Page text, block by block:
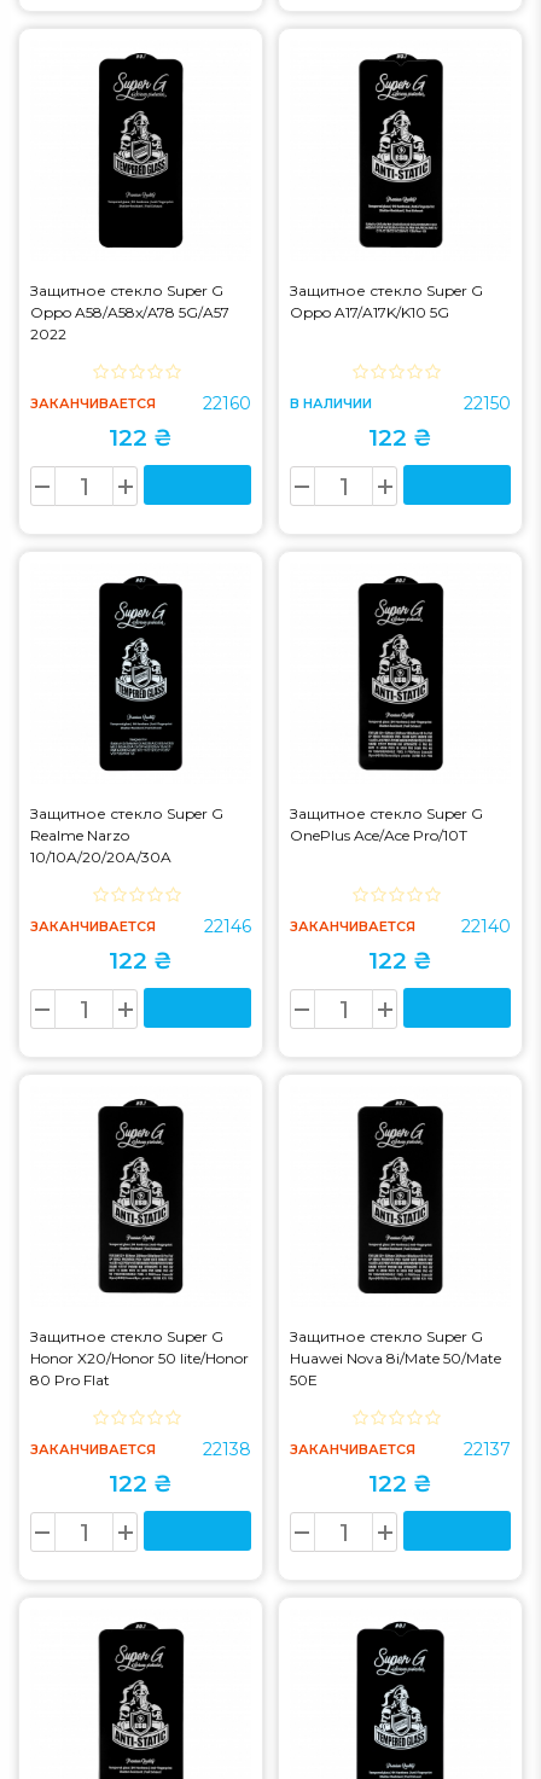
Защитное стекло Super G
Oppo A58/A58x/A78 5G/A57
2022
ЗАКАНЧИВАЕТСЯ 22160
122 ₴
Защитное стекло Super G
Oppo A17/A17K/K10 5G
В НАЛИЧИИ 22150
122 ₴
Защитное стекло Super G
Realme Narzo
10/10A/20/20A/30A
ЗАКАНЧИВАЕТСЯ 22146
122 ₴
Защитное стекло Super G
OnePlus Ace/Ace Pro/10T
ЗАКАНЧИВАЕТСЯ 22140
122 ₴
Защитное стекло Super G
Honor X20/Honor 50 lite/Honor
80 Pro Flat
ЗАКАНЧИВАЕТСЯ 22138
122 ₴
Защитное стекло Super G
Huawei Nova 8i/Mate 50/Mate
50E
ЗАКАНЧИВАЕТСЯ 22137
122 ₴